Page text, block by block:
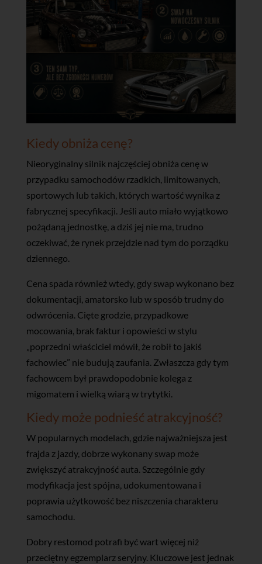
Kiedy obniża cenę?
Nieoryginalny silnik najczęściej obniża cenę w
przypadku samochodów rzadkich, limitowanych,
sportowych lub takich, których wartość wynika z
fabrycznej specyfikacji. Jeśli auto miało wyjątkowo
pożądaną jednostkę, a dziś jej nie ma, trudno
oczekiwać, że rynek przejdzie nad tym do porządku
dziennego.
Cena spada również wtedy, gdy swap wykonano bez
dokumentacji, amatorsko lub w sposób trudny do
odwrócenia. Cięte grodzie, przypadkowe
mocowania, brak faktur i opowieści w stylu
„poprzedni właściciel mówił, że robił to jakiś
fachowiec” nie budują zaufania. Zwłaszcza gdy tym
fachowcem był prawdopodobnie kolega z
migomatem i wielką wiarą w trytytki.
Kiedy może podnieść atrakcyjność?
W popularnych modelach, gdzie najważniejsza jest
frajda z jazdy, dobrze wykonany swap może
zwiększyć atrakcyjność auta. Szczególnie gdy
modyfikacja jest spójna, udokumentowana i
poprawia użytkowość bez niszczenia charakteru
samochodu.
Dobry restomod potrafi być wart więcej niż
przeciętny egzemplarz seryjny. Kluczowe jest jednak